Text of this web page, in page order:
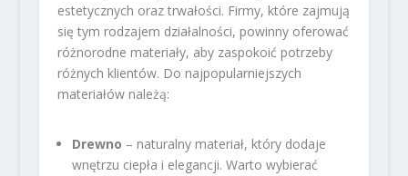
estetycznych oraz trwałości. Firmy, które zajmują
się tym rodzajem działalności, powinny oferować
różnorodne materiały, aby zaspokoić potrzeby
różnych klientów. Do najpopularniejszych
materiałów należą:
Drewno – naturalny materiał, który dodaje
wnętrzu ciepła i elegancji. Warto wybierać